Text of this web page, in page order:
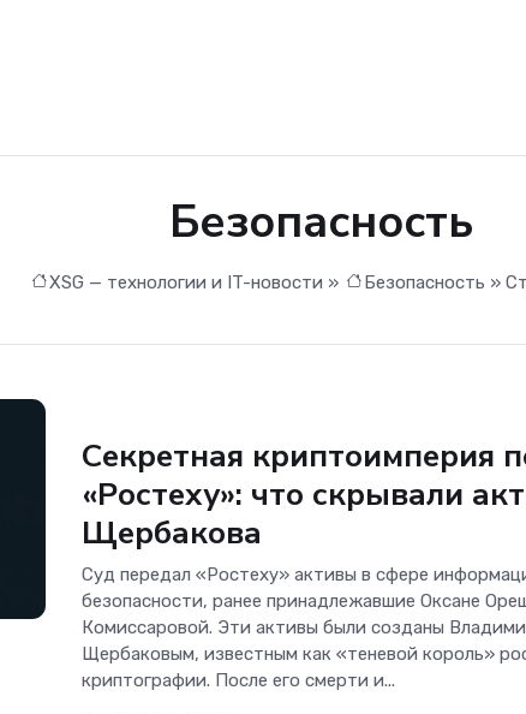
Безопасность
XSG — технологии и IT-новости » Безопасность »
Секретная криптоимперия
«Ростеху»: что скрывали
Щербакова
Суд передал «Ростеху» активы в сфере
безопасности, ранее принадлежавшие Оксане
Комиссаровой. Эти активы были созданы
Щербаковым, известным как «теневой король»
криптографии. После его смерти и...